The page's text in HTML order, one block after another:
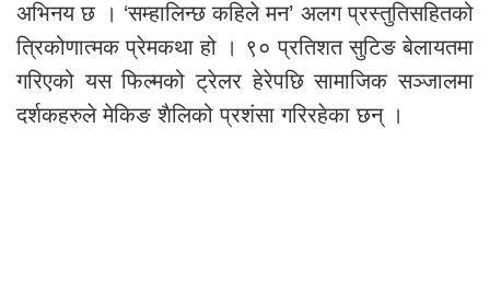
अभिनय छ । ‘सम्हालिन्छ कहिले मन’ अलग प्रस्तुतिसहितको
त्रिकोणात्मक प्रेमकथा हो । ९० प्रतिशत सुटिङ बेलायतमा
गरिएको यस फिल्मको ट्रेलर हेरेपछि सामाजिक सञ्जालमा
दर्शकहरुले मेकिङ शैलिको प्रशंसा गरिरहेका छन् ।